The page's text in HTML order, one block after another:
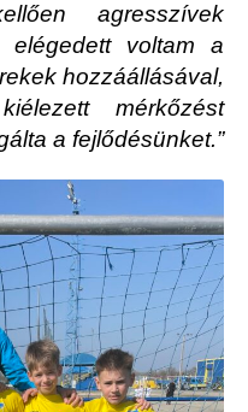
agresszívek
elégedett voltam a
hozzáállásával,
mérkőzést
a fejlődésünket.”